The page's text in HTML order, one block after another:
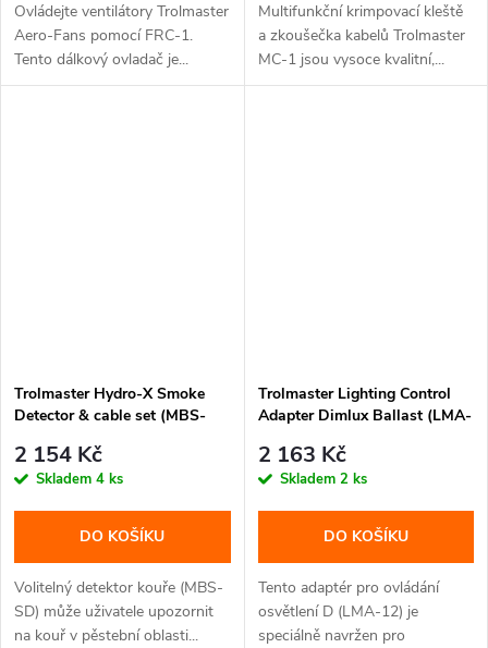
Ovládejte ventilátory Trolmaster
Aero-Fans pomocí FRC-1.
Tento dálkový ovladač je...
Multifunkční krimpovací kleště
a zkoušečka kabelů Trolmaster
MC-1 jsou vysoce kvalitní,...
Trolmaster Hydro-X Smoke
Detector & cable set (MBS-
2 154 Kč
Skladem 4 ks
DO KOŠÍKU
Volitelný detektor kouře (MBS-
SD) může uživatele upozornit
na kouř v pěstební oblasti...
Trolmaster Lighting Control
Adapter Dimlux Ballast (LMA-
2 163 Kč
Skladem 2 ks
DO KOŠÍKU
Tento adaptér pro ovládání
osvětlení D (LMA-12) je
speciálně navržen pro